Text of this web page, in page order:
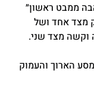
ממבט ראשון״
מצד אחד ושל
וקשה מצד שני.
הארוך והעמוק